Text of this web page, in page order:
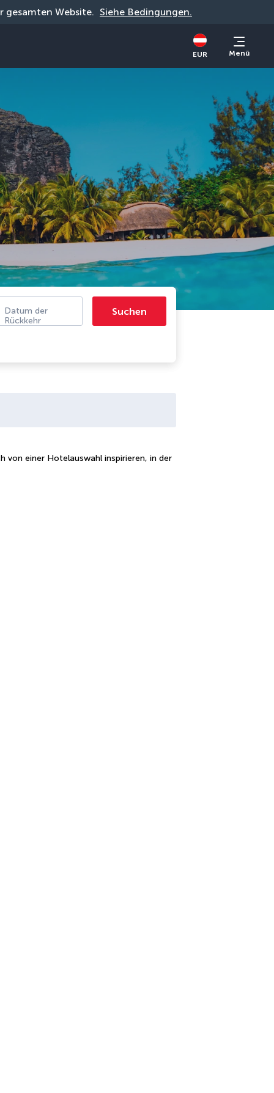
gesamten Website. Siehe Bedingungen.
EUR Menü
Datum der
Rückkehr
Suchen
von einer Hotelauswahl inspirieren, in der